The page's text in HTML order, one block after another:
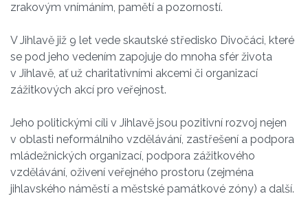
zrakovým vnímáním, pamětí a pozorností.
V Jihlavě již 9 let vede skautské středisko Divočáci, které
se pod jeho vedením zapojuje do mnoha sfér života
v Jihlavě, ať už charitativními akcemi či organizací
zážitkových akcí pro veřejnost.
Jeho politickými cíli v Jihlavě jsou pozitivní rozvoj nejen
v oblasti neformálního vzdělávání, zastřešení a podpora
mládežnických organizací, podpora zážitkového
vzdělávání, oživení veřejného prostoru (zejména
jihlavského náměstí a městské památkové zóny) a další.